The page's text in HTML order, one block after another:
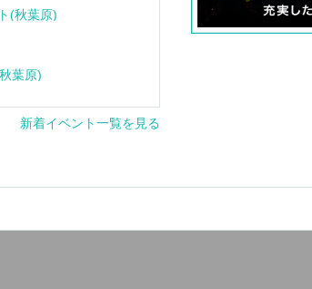
(秋葉原)
葉原)
新着イベント一覧を見る